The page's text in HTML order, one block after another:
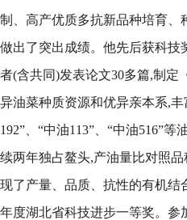
制、高产优质多抗新品种培育、
做出了突出成绩。他先后获科技
者(含共同)发表论文30多篇,制定
异油菜种质资源和优异亲本系,
192”、“中油113”、“中油516”
续两年独占鳌头,产油量比对照
现了产量、品质、抗性的有机结
年度湖北省科技进步一等奖。参